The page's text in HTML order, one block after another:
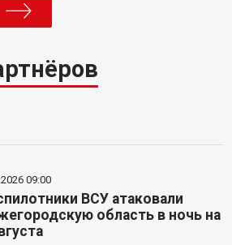
09:00
ВСУ атаковали
область в ночь на